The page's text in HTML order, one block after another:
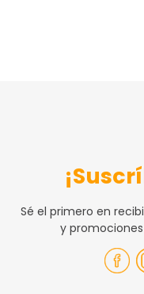
Sé el primero en
y